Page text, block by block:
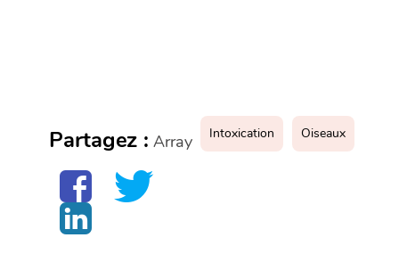
Partagez : Array Intoxication Oiseaux